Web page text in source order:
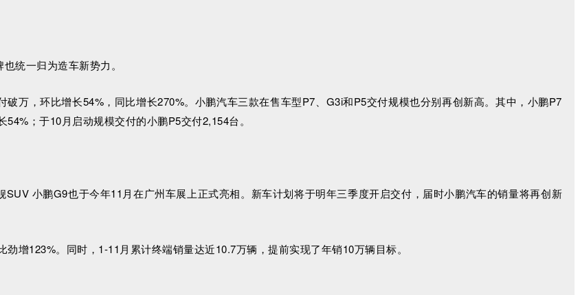
统一归为造车新势力。
万，环比增长54%，同比增长270%。小鹏汽车三款在售车型P7、G3i和P5交付规模也分别再创新高。其中，小鹏P7
；于10月启动规模交付的小鹏P5交付2,154台。
小鹏G9也于今年11月在广州车展上正式亮相。新车计划将于明年三季度开启交付，届时小鹏汽车的销量将再创新
增123%。同时，1-11月累计终端销量达近10.7万辆，提前实现了年销10万辆目标。